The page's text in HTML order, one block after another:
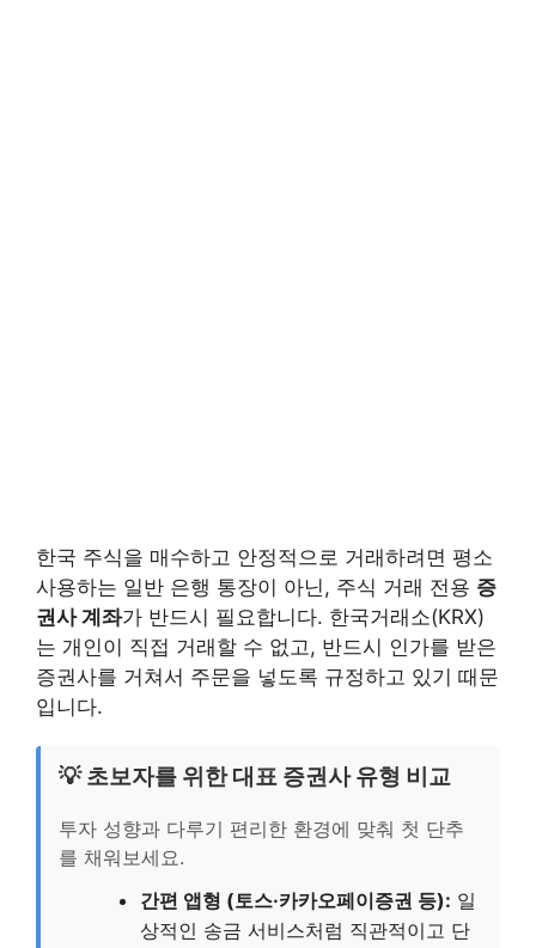
한국 주식을 매수하고 안정적으로 거래하려면 평소
사용하는 일반 은행 통장이 아닌, 주식 거래 전용 증
권사 계좌가 반드시 필요합니다. 한국거래소(KRX)
는 개인이 직접 거래할 수 없고, 반드시 인가를 받은
증권사를 거쳐서 주문을 넣도록 규정하고 있기 때문
입니다.
💡 초보자를 위한 대표 증권사 유형 비교
투자 성향과 다루기 편리한 환경에 맞춰 첫 단추
를 채워보세요.
간편 앱형 (토스·카카오페이증권 등): 일
상적인 송금 서비스처럼 직관적이고 단